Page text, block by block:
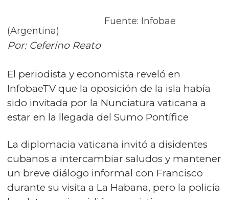
Fuente: Infobae
(Argentina)
Por: Ceferino Reato
El periodista y economista reveló en
InfobaeTV que la oposición de la isla había
sido invitada por la Nunciatura vaticana a
estar en la llegada del Sumo Pontífice
La diplomacia vaticana invitó a disidentes
cubanos a intercambiar saludos y mantener
un breve diálogo informal con Francisco
durante su visita a La Habana, pero la policía